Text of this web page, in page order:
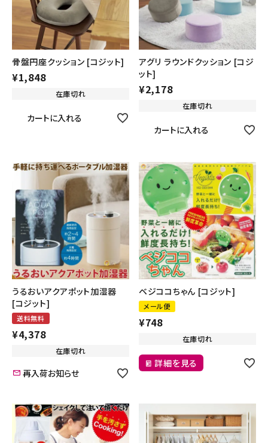
骨盤円座クッション [コジット]
¥1,848
在庫切れ
カートに入れる
アグリ ラウンドクッション [コジ
ット]
¥2,178
在庫切れ
カートに入れる
うるおいアクアポット加湿器
[コジット]
送料無料
¥4,378
在庫切れ
再入荷お知らせ
ベジココちゃん [コジット]
メール便
¥748
在庫切れ
詳細を見る